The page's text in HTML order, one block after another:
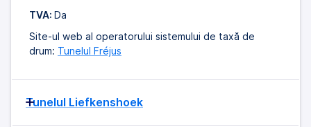
TVA: Da
Site-ul web al operatorului sistemului de taxă de
drum: Tunelul Fréjus
Tunelul Liefkenshoek